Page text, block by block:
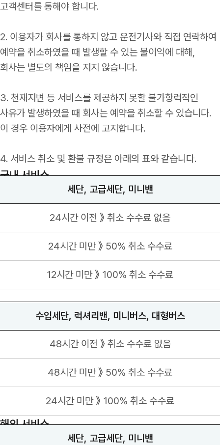
고객센터를 통해야 합니다.
2. 이용자가 회사를 통하지 않고 운전기사와 직접 연락하여
예약을 취소하였을 때 발생할 수 있는 불이익에 대해,
회사는 별도의 책임을 지지 않습니다.
3. 천재지변 등 서비스를 제공하지 못할 불가항력적인
사유가 발생하였을 때 회사는 예약을 취소할 수 있습니다.
이 경우 이용자에게 사전에 고지합니다.
4. 서비스 취소 및 환불 규정은 아래의 표와 같습니다.
국내 서비스
세단, 고급세단, 미니밴
수입세단, 럭셔리밴, 미니버스, 대형버스
24시간 이전 》 취소 수수료 없음
48시간 이전 》 취소 수수료 없음
24시간 미만 》 50% 취소 수수료
48시간 미만 》 50% 취소 수수료
12시간 미만 》 100% 취소 수수료
24시간 미만 》 100% 취소 수수료
해외 서비스
세단, 고급세단, 미니밴